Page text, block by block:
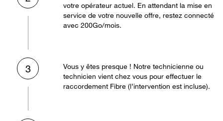
votre opérateur actuel. En attendant la mise en
service de votre nouvelle offre, restez connecté
avec 200Go/mois.
3
Vous y êtes presque ! Notre technicienne ou
technicien vient chez vous pour effectuer le
raccordement Fibre (l’intervention est incluse).